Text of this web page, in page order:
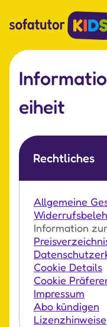
eiheit
Rechtliches
Allgemeine
Information
Cookie Details
Cookie
Impressum
Abo kündigen
Lizenzhinweise